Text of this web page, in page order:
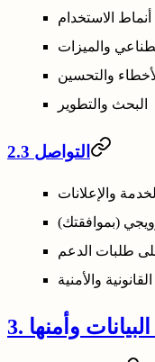
الاستخدام
والميزات
والتحسين
البحث والتطوير
2.3 التواصل
والإعلانات
(بموافقتك)
طلبات الدعم
والأمنية
البيانات وأمنها